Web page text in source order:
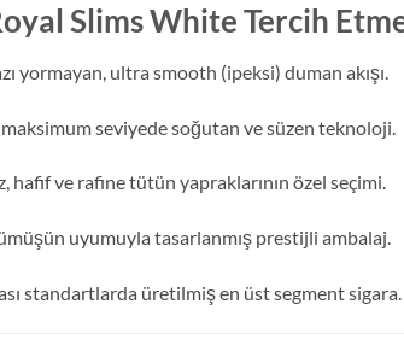
Slims White Tercih
yormayan, ultra smooth (ipeksi) duman akışı.
seviyede soğutan ve süzen teknoloji.
hafif ve rafine tütün yapraklarının özel seçimi.
uyumuyla tasarlanmış prestijli ambalaj.
standartlarda üretilmiş en üst segment sigara.